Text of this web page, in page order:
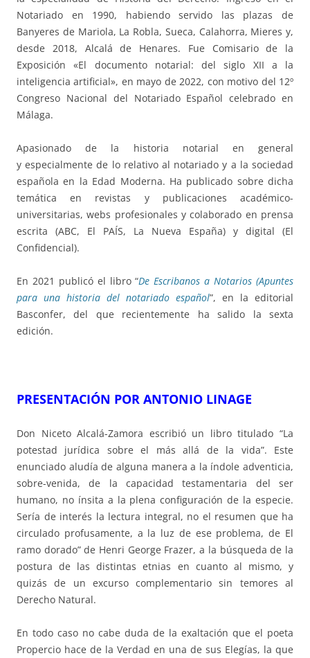
Notariado en 1990, habiendo servido las plazas de
Banyeres de Mariola, La Robla, Sueca, Calahorra, Mieres y,
desde 2018, Alcalá de Henares. Fue Comisario de la
Exposición «El documento notarial: del siglo XII a la
inteligencia artificial», en mayo de 2022, con motivo del 12º
Congreso Nacional del Notariado Español celebrado en
Málaga.
Apasionado de la historia notarial en general
y especialmente de lo relativo al notariado y a la sociedad
española en la Edad Moderna. Ha publicado sobre dicha
temática en revistas y publicaciones académico-
universitarias, webs profesionales y colaborado en prensa
escrita (ABC, El PAÍS, La Nueva España) y digital (El
Confidencial).
En 2021 publicó el libro “De Escribanos a Notarios (Apuntes
para una historia del notariado español”, en la editorial
Basconfer, del que recientemente ha salido la sexta
edición.
PRESENTACIÓN POR ANTONIO LINAGE
Don Niceto Alcalá-Zamora escribió un libro titulado “La
potestad jurídica sobre el más allá de la vida”. Este
enunciado aludía de alguna manera a la índole adventicia,
sobre-venida, de la capacidad testamentaria del ser
humano, no ínsita a la plena configuración de la especie.
Sería de interés la lectura integral, no el resumen que ha
circulado profusamente, a la luz de ese problema, de El
ramo dorado” de Henri George Frazer, a la búsqueda de la
postura de las distintas etnias en cuanto al mismo, y
quizás de un excurso complementario sin temores al
Derecho Natural.
En todo caso no cabe duda de la exaltación que el poeta
Propercio hace de la Verdad en una de sus Elegías, la que